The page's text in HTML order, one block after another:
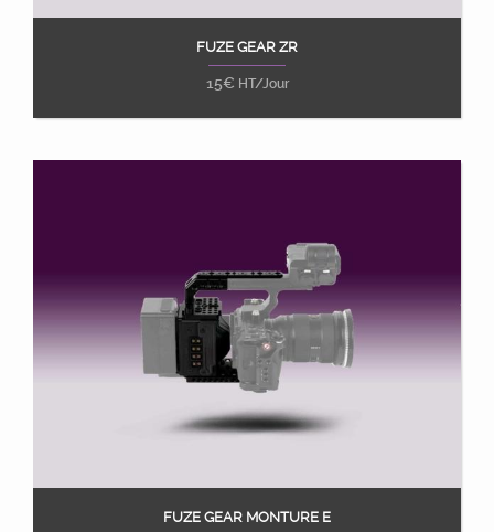
Ajouter au panier
FUZE GEAR ZR
15€ HT/Jour
Ajouter au panier
FUZE GEAR MONTURE E